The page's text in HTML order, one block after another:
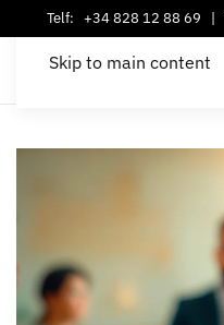
Telf: +34 828 12 88 69 |
Skip to main content